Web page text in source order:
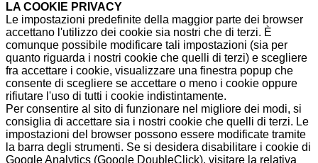
LA COOKIE PRIVACY
Le impostazioni predefinite della maggior parte dei browser
accettano l'utilizzo dei cookie sia nostri che di terzi. È
comunque possibile modificare tali impostazioni (sia per
quanto riguarda i nostri cookie che quelli di terzi) e scegliere
fra accettare i cookie, visualizzare una finestra popup che
consente di scegliere se accettare o meno i cookie oppure
rifiutare l'uso di tutti i cookie indistintamente.
Per consentire al sito di funzionare nel migliore dei modi, si
consiglia di accettare sia i nostri cookie che quelli di terzi. Le
impostazioni del browser possono essere modificate tramite
la barra degli strumenti. Se si desidera disabilitare i cookie di
Google Analytics (Google DoubleClick), visitare la relativa